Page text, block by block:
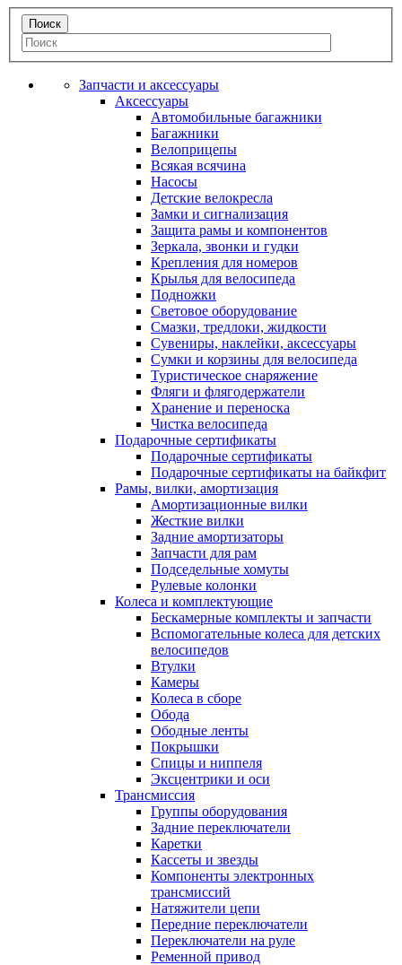
Запчасти и аксессуары
Аксессуары
Автомобильные багажники
Багажники
Велоприцепы
Всякая всячина
Насосы
Детские велокресла
Замки и сигнализация
Защита рамы и компонентов
Зеркала, звонки и гудки
Крепления для номеров
Крылья для велосипеда
Подножки
Световое оборудование
Смазки, тредлоки, жидкости
Сувениры, наклейки, аксессуары
Сумки и корзины для велосипеда
Туристическое снаряжение
Фляги и флягодержатели
Хранение и переноска
Чистка велосипеда
Подарочные сертификаты
Подарочные сертификаты
Подарочные сертификаты на байкфит
Рамы, вилки, амортизация
Амортизационные вилки
Жесткие вилки
Задние амортизаторы
Запчасти для рам
Подседельные хомуты
Рулевые колонки
Колеса и комплектующие
Бескамерные комплекты и запчасти
Вспомогательные колеса для детских
велосипедов
Втулки
Камеры
Колеса в сборе
Обода
Ободные ленты
Покрышки
Спицы и ниппеля
Эксцентрики и оси
Трансмиссия
Группы оборудования
Задние переключатели
Каретки
Кассеты и звезды
Компоненты электронных
трансмиссий
Натяжители цепи
Передние переключатели
Переключатели на руле
Ременной привод